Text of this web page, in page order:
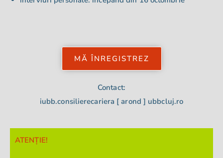
MĂ ÎNREGISTREZ
Contact:
iubb.consilierecariera [ arond ] ubbcluj.ro
ATENȚIE!